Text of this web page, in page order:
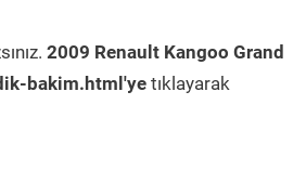
2009 Renault Kangoo Grand
bakim.html'yetıklayarak